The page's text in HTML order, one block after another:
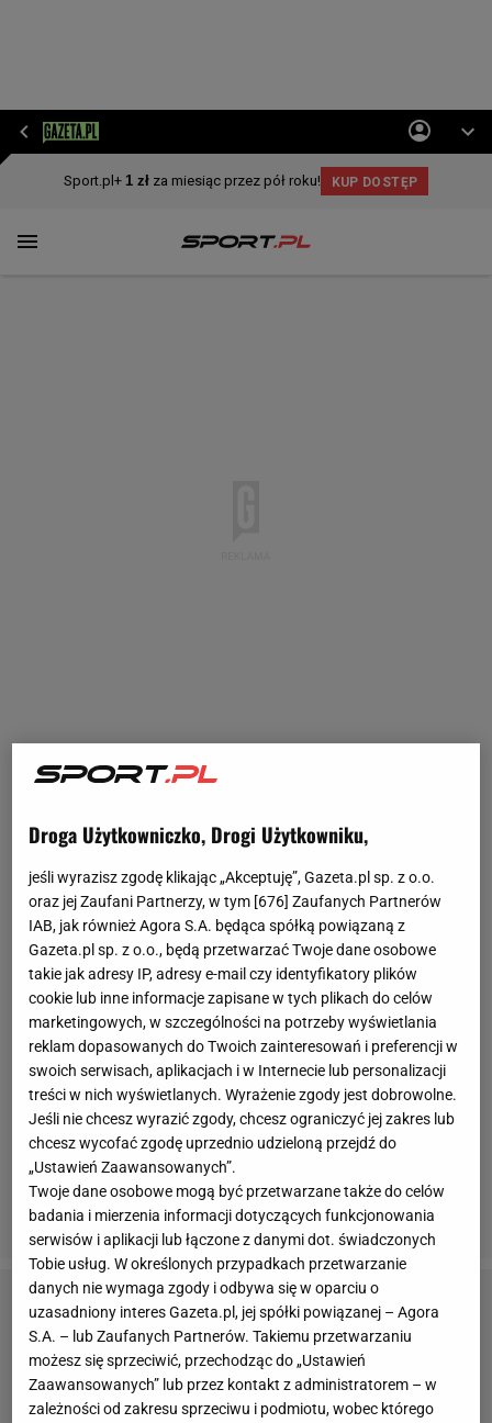
Inne rajdy samochodowe:
Rajd Meksyku-Rajd Portugalii-Silk Way Rally
Dhabi Desert Challenge-European Rally Championship
Droga Użytkowniczko, Drogi Użytkowniku,
jeśli wyrazisz zgodę klikając „Akceptuję”, Gazeta.pl sp. z o.o.
oraz jej Zaufani Partnerzy, w tym [676] Zaufanych Partnerów
IAB, jak również Agora S.A. będąca spółką powiązaną z
Gazeta.pl sp. z o.o., będą przetwarzać Twoje dane osobowe
takie jak adresy IP, adresy e-mail czy identyfikatory plików
cookie lub inne informacje zapisane w tych plikach do celów
marketingowych, w szczególności na potrzeby wyświetlania
reklam dopasowanych do Twoich zainteresowań i preferencji w
swoich serwisach, aplikacjach i w Internecie lub personalizacji
treści w nich wyświetlanych. Wyrażenie zgody jest dobrowolne.
Jeśli nie chcesz wyrazić zgody, chcesz ograniczyć jej zakres lub
chcesz wycofać zgodę uprzednio udzieloną przejdź do
„Ustawień Zaawansowanych”.
Twoje dane osobowe mogą być przetwarzane także do celów
badania i mierzenia informacji dotyczących funkcjonowania
serwisów i aplikacji lub łączone z danymi dot. świadczonych
Tobie usług. W określonych przypadkach przetwarzanie
danych nie wymaga zgody i odbywa się w oparciu o
uzasadniony interes Gazeta.pl, jej spółki powiązanej – Agora
S.A. – lub Zaufanych Partnerów. Takiemu przetwarzaniu
możesz się sprzeciwić, przechodząc do „Ustawień
Zaawansowanych” lub przez kontakt z administratorem – w
zależności od zakresu sprzeciwu i podmiotu, wobec którego